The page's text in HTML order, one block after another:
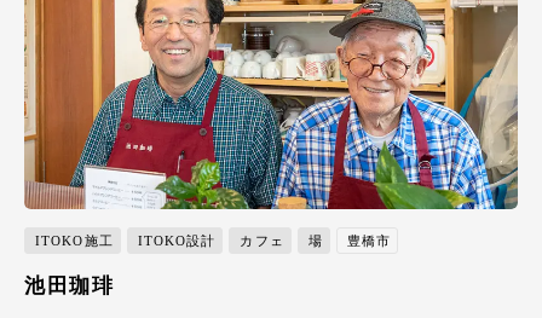
ITOKO施工 ITOKO設計 カフェ 場 豊橋市
池田珈琲